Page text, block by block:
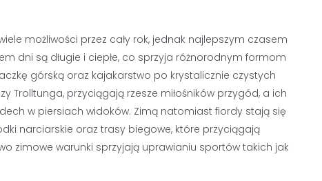
możliwości przez cały rok, jednak najlepszym czasem
dni są długie i ciepłe, co sprzyja różnorodnym formom
górską oraz kajakarstwo po krystalicznie czystych
Trolltunga, przyciągają rzesze miłośników przygód, a ich
w piersiach widoków. Zimą natomiast fiordy stają się
narciarskie oraz trasy biegowe, które przyciągają
zimowe warunki sprzyjają uprawianiu sportów takich jak